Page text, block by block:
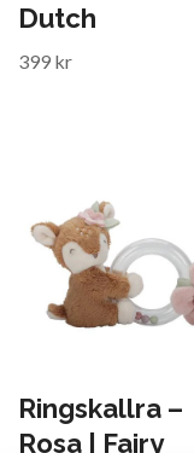
Dutch
399 kr
Ringskallra –
Rosa | Fairy